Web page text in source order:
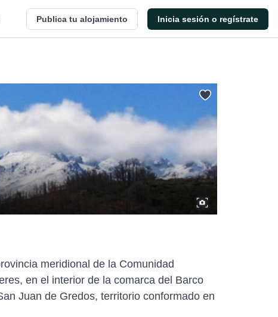
Publica tu alojamiento Inicia sesión o regístrate
meridional de la Comunidad
en el interior de la comarca del Barco
Juan de Gredos, territorio conformado en